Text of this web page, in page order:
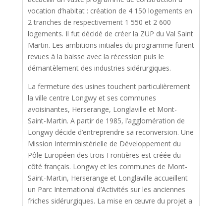
vocation d’habitat : création de 4 150 logements en
2 tranches de respectivement 1 550 et 2 600
logements. Il fut décidé de créer la ZUP du Val Saint
Martin. Les ambitions initiales du programme furent
revues à la baisse avec la récession puis le
démantèlement des industries sidérurgiques.
La fermeture des usines touchent particulièrement
la ville centre Longwy et ses communes
avoisinantes, Herserange, Longlaville et Mont-
Saint-Martin. A partir de 1985, l’agglomération de
Longwy décide d’entreprendre sa reconversion. Une
Mission Interministérielle de Développement du
Pôle Européen des trois Frontières est créée du
côté français. Longwy et les communes de Mont-
Saint-Martin, Herserange et Longlaville accueillent
un Parc International d’Activités sur les anciennes
friches sidérurgiques. La mise en œuvre du projet a